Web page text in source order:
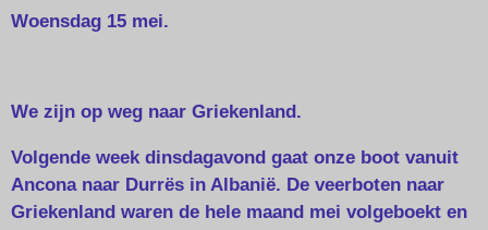
Woensdag 15 mei.
We zijn op weg naar Griekenland.
Volgende week dinsdagavond gaat onze boot vanuit
Ancona naar Durrës in Albanië. De veerboten naar
Griekenland waren de hele maand mei volgeboekt en